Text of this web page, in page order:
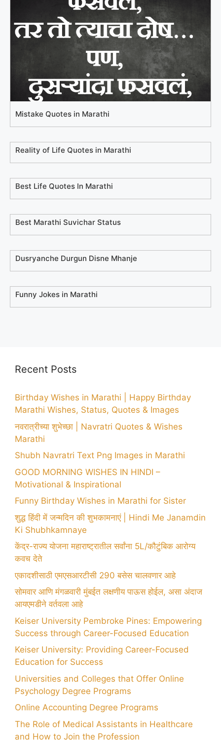
Mistake Quotes in Marathi
Reality of Life Quotes in Marathi
Best Life Quotes In Marathi
Best Marathi Suvichar Status
Dusryanche Durgun Disne Mhanje
Funny Jokes in Marathi
Recent Posts
Birthday Wishes in Marathi | Happy Birthday
Marathi Wishes, Status, Quotes & Images
नवरात्रीच्या शुभेच्छा | Navratri Quotes & Wishes
Marathi
Shubh Navratri Text Png Images in Marathi
GOOD MORNING WISHES IN HINDI –
Motivational & Inspirational
Funny Birthday Wishes in Marathi for Sister
शुद्ध हिंदी में जन्मदिन की शुभकामनाएं | Hindi Me Janamdin
Ki Shubhkamnaye
केंद्र-राज्य योजना महाराष्ट्रातील सर्वांना 5L/कौटुंबिक आरोग्य
कवच देते
एकादशीसाठी एमएसआरटीसी 290 बसेस चालवणार आहे
सोमवार आणि मंगळवारी मुंबईत लक्षणीय पाऊस होईल, असा अंदाज
आयएमडीने वर्तवला आहे
Keiser University Pembroke Pines: Empowering
Success through Career-Focused Education
Keiser University: Providing Career-Focused
Education for Success
Universities and Colleges that Offer Online
Psychology Degree Programs
Online Accounting Degree Programs
The Role of Medical Assistants in Healthcare
and How to Join the Profession